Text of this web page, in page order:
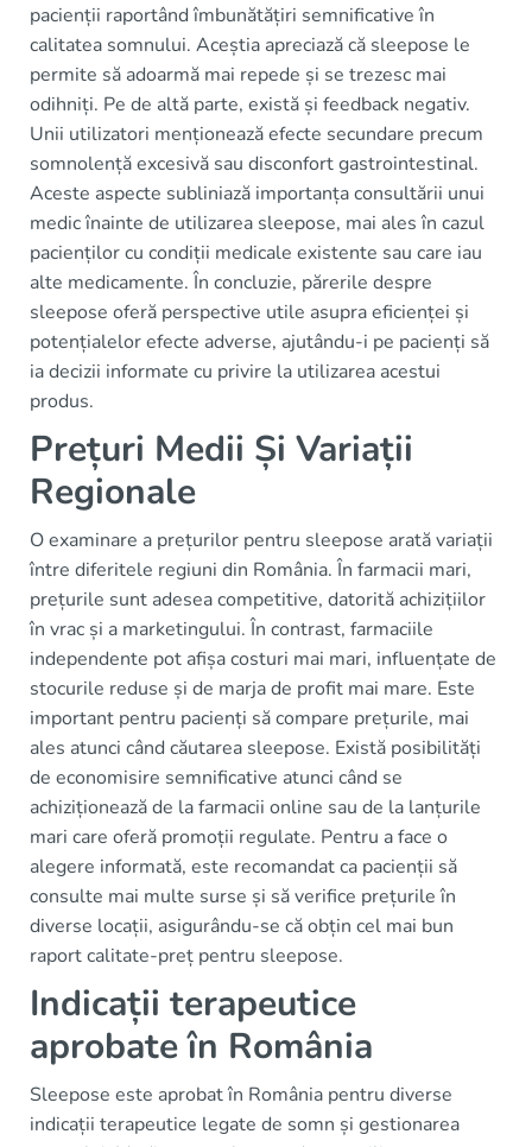
pacienții raportând îmbunătățiri semnificative în
calitatea somnului. Aceștia apreciază că sleepose le
permite să adoarmă mai repede și se trezesc mai
odihniți. Pe de altă parte, există și feedback negativ.
Unii utilizatori menționează efecte secundare precum
somnolență excesivă sau disconfort gastrointestinal.
Aceste aspecte subliniază importanța consultării unui
medic înainte de utilizarea sleepose, mai ales în cazul
pacienților cu condiții medicale existente sau care iau
alte medicamente. În concluzie, părerile despre
sleepose oferă perspective utile asupra eficienței și
potențialelor efecte adverse, ajutându-i pe pacienți să
ia decizii informate cu privire la utilizarea acestui
produs.
Prețuri Medii Și Variații
Regionale
O examinare a prețurilor pentru sleepose arată variații
între diferitele regiuni din România. În farmacii mari,
prețurile sunt adesea competitive, datorită achizițiilor
în vrac și a marketingului. În contrast, farmaciile
independente pot afișa costuri mai mari, influențate de
stocurile reduse și de marja de profit mai mare. Este
important pentru pacienți să compare prețurile, mai
ales atunci când căutarea sleepose. Există posibilități
de economisire semnificative atunci când se
achiziționează de la farmacii online sau de la lanțurile
mari care oferă promoții regulate. Pentru a face o
alegere informată, este recomandat ca pacienții să
consulte mai multe surse și să verifice prețurile în
diverse locații, asigurându-se că obțin cel mai bun
raport calitate-preț pentru sleepose.
Indicații terapeutice
aprobate în România
Sleepose este aprobat în România pentru diverse
indicații terapeutice legate de somn și gestionarea